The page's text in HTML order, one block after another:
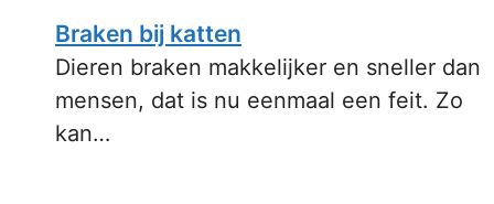
Braken bij katten
Dieren braken makkelijker en sneller dan
mensen, dat is nu eenmaal een feit. Zo
kan…